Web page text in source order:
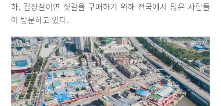
하, 김장철이면 젓갈을 구매하기 위해 전국에서 많은 사람들
이 방문하고 있다.